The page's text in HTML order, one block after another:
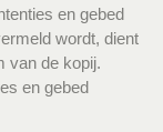
en gebed
wordt, dient
van de kopij.
en gebed